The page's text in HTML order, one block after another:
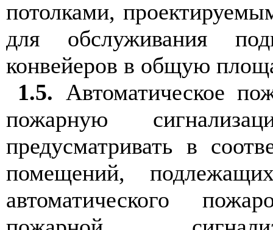
потолками,
для обслуживания
конвейеров в общую
1.5. Автоматическое
пожарную
предусматривать в
помещений,
автоматического